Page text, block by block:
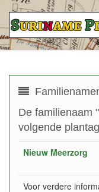
De familienaam
volgende
Nieuw Meerzorg
Voor verdere